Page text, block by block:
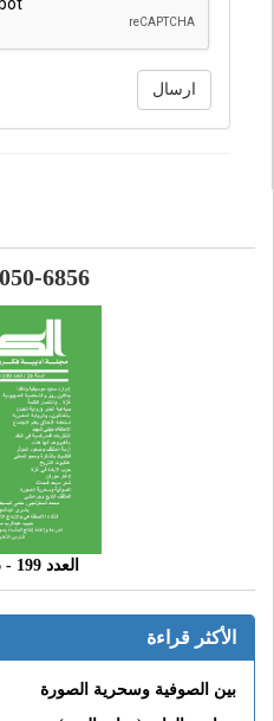
ارسال
6856
العدد 199 - 2026 Jul
الأكثر قراءة
بين الصوفية وسحرية الصورة